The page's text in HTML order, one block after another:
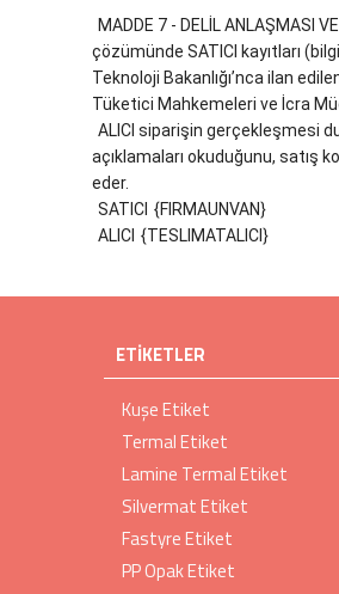
MADDE 7 - DELİL ANLAŞMASI
çözümünde SATICI kayıtları
Teknoloji Bakanlığı’nca ilan
Tüketici Mahkemeleri ve İcra
ALICI siparişin gerçekleşmesi
açıklamaları okuduğunu, satış
eder.
SATICI {FIRMAUNVAN}
ALICI {TESLIMATALICI}
ETIKETLER
Kuşe Etiket
Termal Etiket
Lamine Termal Etiket
Silvermat Etiket
Fastyre Etiket
PP Opak Etiket